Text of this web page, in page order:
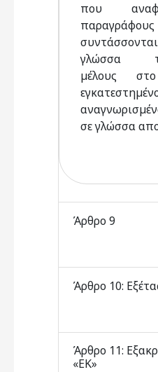
που
γλώσσα
µέλους
σε γλώσσα
Άρθρο 9
Άρθρο 10:
Άρθρο 11:
«ΕΚ»